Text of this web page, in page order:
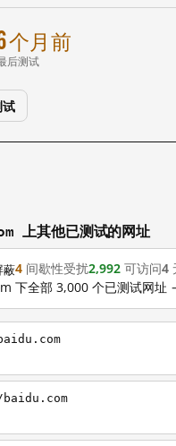
个月前
后测试
上其他已测试的网址
蔽4 间歇性受扰2,992 可访问4
下全部 3,000 个已测试网址